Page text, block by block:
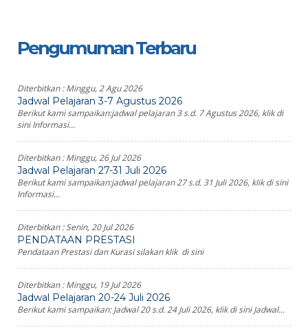
Pengumuman Terbaru
Diterbitkan :Minggu, 2 Agu 2026
Jadwal Pelajaran 3-7 Agustus 2026
Berikut kami sampaikan:jadwal pelajaran 3 s.d. 7 Agustus 2026, klik di
sini Informasi...
Diterbitkan :Minggu, 26 Jul 2026
Jadwal Pelajaran 27-31 Juli 2026
Berikut kami sampaikan:jadwal pelajaran 27 s.d. 31 Juli 2026, klik di sini
Informasi...
Diterbitkan :Senin, 20 Jul 2026
PENDATAAN PRESTASI
Pendataan Prestasi dan Kurasi silakan klik di sini
Diterbitkan :Minggu, 19 Jul 2026
Jadwal Pelajaran 20-24 Juli 2026
Berikut kami sampaikan: Jadwal 20 s.d. 24 Juli 2026, klik di sini Jadwal...